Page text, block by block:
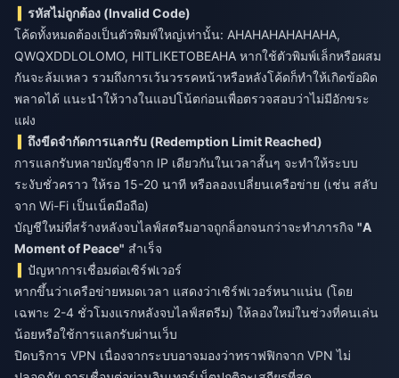
รหัสไม่ถูกต้อง (Invalid Code)
โค้ดทั้งหมดต้องเป็นตัวพิมพ์ใหญ่เท่านั้น: AHAHAHAHAHAHA,
QWQXDDLOLOMO, HITLIKETOBEAHA หากใช้ตัวพิมพ์เล็กหรือผสม
กันจะล้มเหลว รวมถึงการเว้นวรรคหน้าหรือหลังโค้ดก็ทำให้เกิดข้อผิด
พลาดได้ แนะนำให้วางในแอปโน้ตก่อนเพื่อตรวจสอบว่าไม่มีอักขระ
แฝง
ถึงขีดจำกัดการแลกรับ (Redemption Limit Reached)
การแลกรับหลายบัญชีจาก IP เดียวกันในเวลาสั้นๆ จะทำให้ระบบ
ระงับชั่วคราว ให้รอ 15-20 นาที หรือลองเปลี่ยนเครือข่าย (เช่น สลับ
จาก Wi-Fi เป็นเน็ตมือถือ)
บัญชีใหม่ที่สร้างหลังจบไลฟ์สตรีมอาจถูกล็อกจนกว่าจะทำภารกิจ "A
Moment of Peace" สำเร็จ
ปัญหาการเชื่อมต่อเซิร์ฟเวอร์
หากขึ้นว่าเครือข่ายหมดเวลา แสดงว่าเซิร์ฟเวอร์หนาแน่น (โดย
เฉพาะ 2-4 ชั่วโมงแรกหลังจบไลฟ์สตรีม) ให้ลองใหม่ในช่วงที่คนเล่น
น้อยหรือใช้การแลกรับผ่านเว็บ
ปิดบริการ VPN เนื่องจากระบบอาจมองว่าทราฟฟิกจาก VPN ไม่